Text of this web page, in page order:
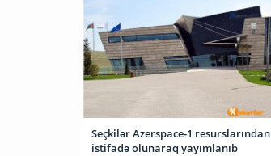
Seçkilər Azerspace-1 resurslarından
istifadə olunaraq yayımlanıb